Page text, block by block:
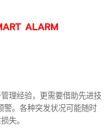
ALARM
理经验，更需要借助先进技
。各种突发状况可能随时
失。